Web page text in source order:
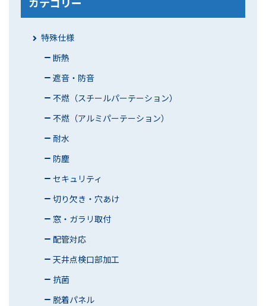
特殊仕様
断熱
遮音・防音
不燃（スチールパーテーション）
不燃（アルミパーテーション）
耐水
防塵
セキュリティ
切り欠き・穴あけ
窓・ガラリ取付
配管対応
天井点検口部加工
抗菌
脱着パネル